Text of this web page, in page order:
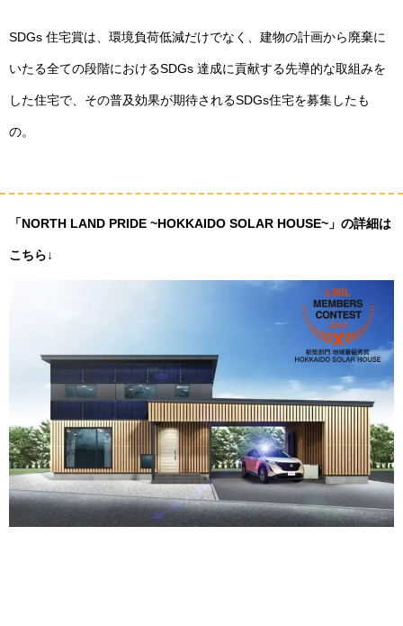
SDGs 住宅賞は、環境負荷低減だけでなく、建物の計画から廃棄に
いたる全ての段階におけるSDGs 達成に貢献する先導的な取組みを
した住宅で、その普及効果が期待されるSDGs住宅を募集したも
の。
「NORTH LAND PRIDE ~HOKKAIDO SOLAR HOUSE~」の詳細は
こちら↓